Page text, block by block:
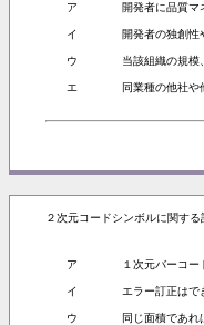
ア 開発者に品質マ
イ 開発者の独創性
ウ 当該組織の規模
エ 同業種の他社
２次元コードシンボルに関す
ア １次元バーコー
イ エラー訂正はで
ウ 同じ面積であれ